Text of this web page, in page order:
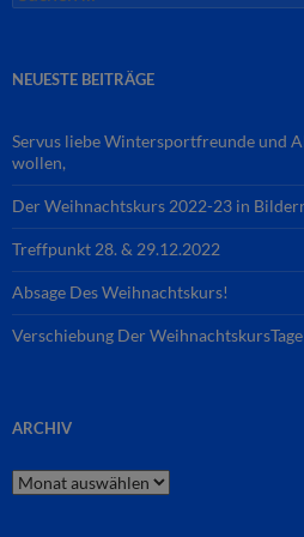
nach:
NEUESTE BEITRÄGE
Servus liebe Wintersportfreunde und
wollen,
Der Weihnachtskurs 2022-23 in
Treffpunkt 28. & 29.12.2022
Absage Des Weihnachtskurs!
Verschiebung Der WeihnachtskursTage
ARCHIV
Archiv